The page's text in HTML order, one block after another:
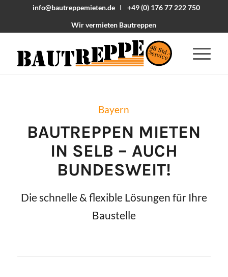
info@bautreppemieten.de
+49 (0) 176 77 222 750
Wir vermieten Bautreppen
48 Std.-
Service
Bayern
BAUTREPPEN MIETEN
IN SELB – AUCH
BUNDESWEIT!
Die schnelle & flexible Lösungen für Ihre
Baustelle